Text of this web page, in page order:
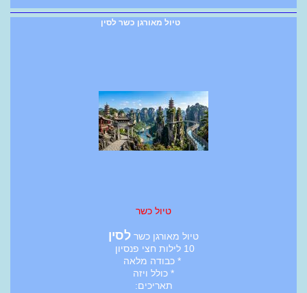
טיול מאורגן כשר לסין
טיול כשר
טיול מאורגן כשר לסין
10 לילות חצי פנסיון
* כבודה מלאה
* כולל ויזה
תאריכים: